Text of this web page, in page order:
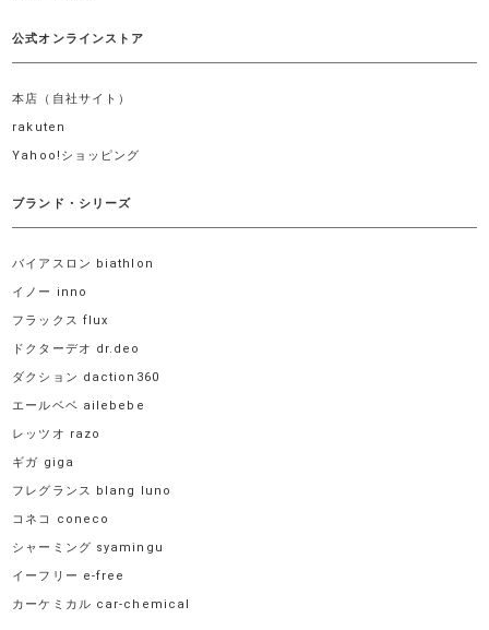
公式オンラインストア
本店（自社サイト）
rakuten
Yahoo!ショッピング
ブランド・シリーズ
バイアスロン biathlon
イノー inno
フラックス flux
ドクターデオ dr.deo
ダクション daction360
エールベベ ailebebe
レッツオ razo
ギガ giga
フレグランス blang luno
コネコ coneco
シャーミング syamingu
イーフリー e-free
カーケミカル car-chemical